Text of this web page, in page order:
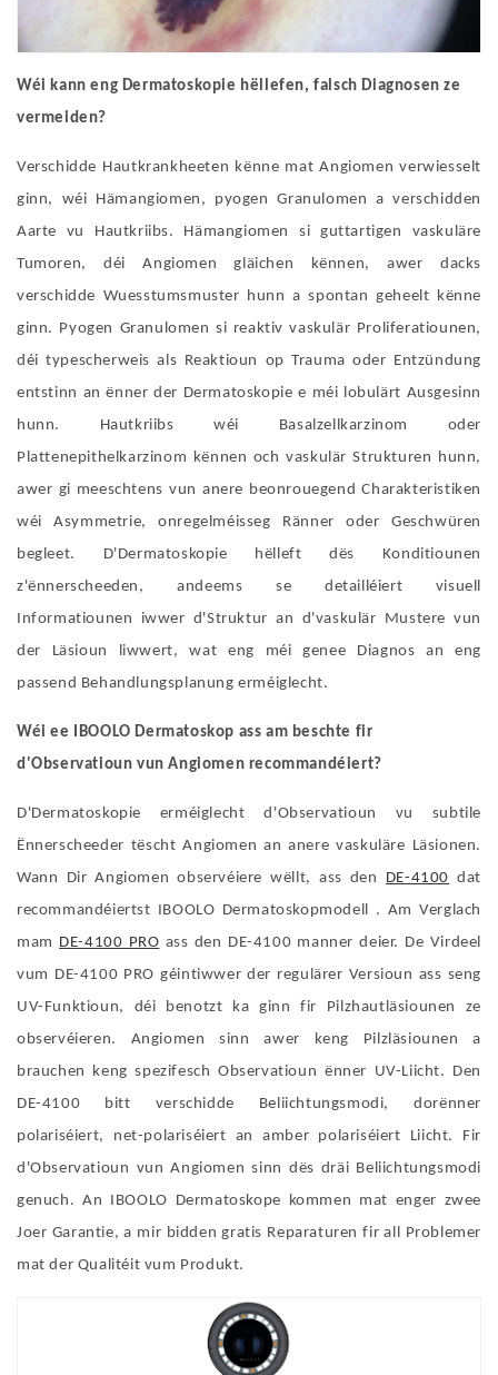
Wéi kann eng Dermatoskopie hëllefen, falsch Diagnosen ze
vermeiden?
Verschidde Hautkrankheeten kënne mat Angiomen verwiesselt
ginn, wéi Hämangiomen, pyogen Granulomen a verschidden
Aarte vu Hautkriibs. Hämangiomen si guttartigen vaskuläre
Tumoren, déi Angiomen gläichen kënnen, awer dacks
verschidde Wuesstumsmuster hunn a spontan geheelt kënne
ginn. Pyogen Granulomen si reaktiv vaskulär Proliferatiounen,
déi typescherweis als Reaktioun op Trauma oder Entzündung
entstinn an ënner der Dermatoskopie e méi lobulärt Ausgesinn
hunn. Hautkriibs wéi Basalzellkarzinom oder
Plattenepithelkarzinom kënnen och vaskulär Strukturen hunn,
awer gi meeschtens vun anere beonrouegend Charakteristiken
wéi Asymmetrie, onregelméisseg Ränner oder Geschwüren
begleet. D'Dermatoskopie hëlleft dës Konditiounen
z'ënnerscheeden, andeems se detailléiert visuell
Informatiounen iwwer d'Struktur an d'vaskulär Mustere vun
der Läsioun liwwert, wat eng méi genee Diagnos an eng
passend Behandlungsplanung erméiglecht.
Wéi ee IBOOLO Dermatoskop ass am beschte fir
d'Observatioun vun Angiomen recommandéiert?
D'Dermatoskopie erméiglecht d'Observatioun vu subtile
Ënnerscheeder tëscht Angiomen an anere vaskuläre Läsionen.
Wann Dir Angiomen observéiere wëllt, ass den DE-4100 dat
recommandéiertst IBOOLO Dermatoskopmodell . Am Verglach
mam DE-4100 PRO ass den DE-4100 manner deier. De Virdeel
vum DE-4100 PRO géintiwwer der regulärer Versioun ass seng
UV-Funktioun, déi benotzt ka ginn fir Pilzhautläsiounen ze
observéieren. Angiomen sinn awer keng Pilzläsiounen a
brauchen keng spezifesch Observatioun ënner UV-Liicht. Den
DE-4100 bitt verschidde Beliichtungsmodi, dorënner
polariséiert, net-polariséiert an amber polariséiert Liicht. Fir
d'Observatioun vun Angiomen sinn dës dräi Beliichtungsmodi
genuch. An IBOOLO Dermatoskope kommen mat enger zwee
Joer Garantie, a mir bidden gratis Reparaturen fir all Problemer
mat der Qualitéit vum Produkt.